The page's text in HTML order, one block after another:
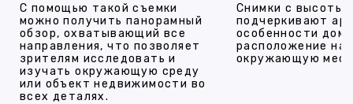
С помощью такой съемки
можно получить панорамный
обзор, охватывающий все
направления, что позволяет
зрителям исследовать и
изучать окружающую среду
или объект недвижимости во
всех деталях.
Снимки с высоты
подчеркивают
особенности
расположение на
окружающую